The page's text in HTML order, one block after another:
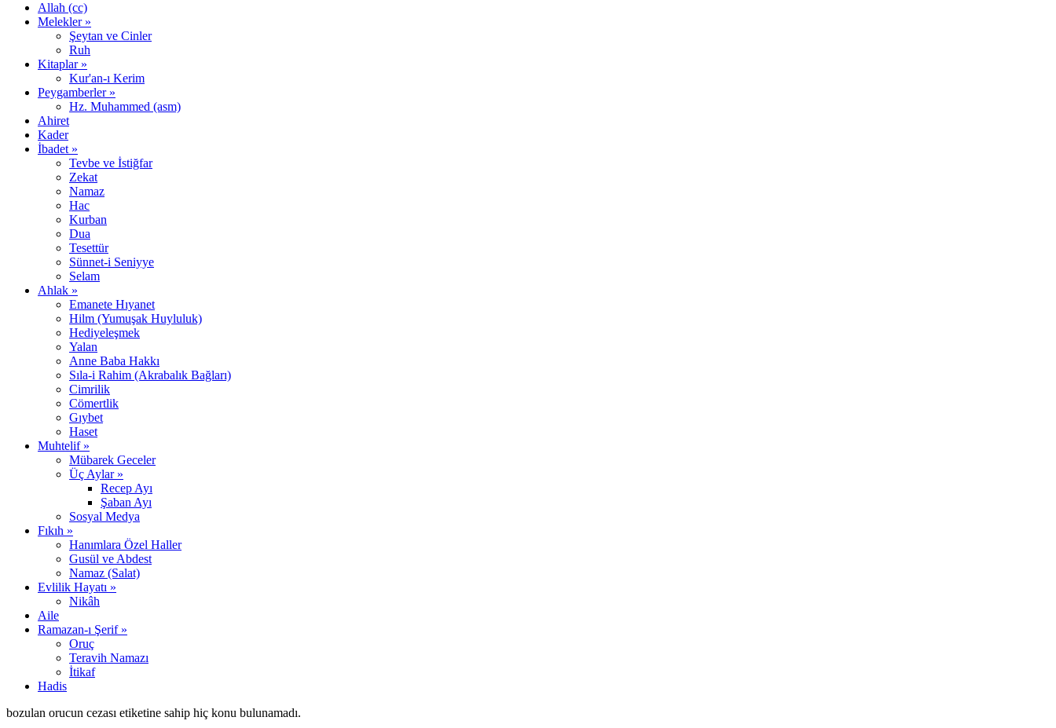
Allah (cc)
Melekler »
Şeytan ve Cinler
Ruh
Kitaplar »
Kur'an-ı Kerim
Peygamberler »
Hz. Muhammed (asm)
Ahiret
Kader
İbadet »
Tevbe ve İstiğfar
Zekat
Namaz
Hac
Kurban
Dua
Tesettür
Sünnet-i Seniyye
Selam
Ahlak »
Emanete Hıyanet
Hilm (Yumuşak Huyluluk)
Hediyeleşmek
Yalan
Anne Baba Hakkı
Sıla-i Rahim (Akrabalık Bağları)
Cimrilik
Cömertlik
Gıybet
Haset
Muhtelif »
Mübarek Geceler
Üç Aylar »
Recep Ayı
Şaban Ayı
Sosyal Medya
Fıkıh »
Hanımlara Özel Haller
Gusül ve Abdest
Namaz (Salat)
Evlilik Hayatı »
Nikâh
Aile
Ramazan-ı Şerif »
Oruç
Teravih Namazı
İtikaf
Hadis
bozulan orucun cezası etiketine sahip hiç konu bulunamadı.